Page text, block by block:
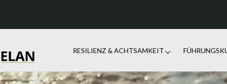
RESILIENZ & ACHTSAMKEIT